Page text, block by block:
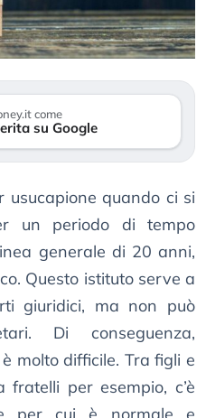
come
su Google
quando ci si
un periodo di tempo
generale di 20 anni,
Questo istituto serve a
giuridici, ma non può
Di conseguenza,
è molto difficile. Tra figli e
per esempio, c’è